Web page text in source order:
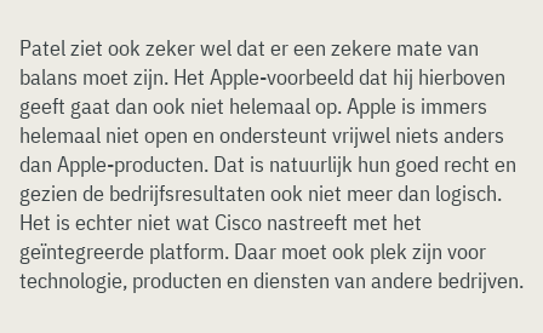
Patel ziet ook zeker wel dat er een zekere mate van
balans moet zijn. Het Apple-voorbeeld dat hij hierboven
geeft gaat dan ook niet helemaal op. Apple is immers
helemaal niet open en ondersteunt vrijwel niets anders
dan Apple-producten. Dat is natuurlijk hun goed recht en
gezien de bedrijfsresultaten ook niet meer dan logisch.
Het is echter niet wat Cisco nastreeft met het
geïntegreerde platform. Daar moet ook plek zijn voor
technologie, producten en diensten van andere bedrijven.